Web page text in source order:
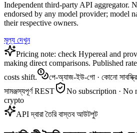
Independent third-party API aggregator.
endorsed by any model provider; model
their respective owners.
মূল্য দেখুন
Pricing note: check Hypereal and
making direct comparisons. Published
costs shift.
পে-অ্যাজ-ইউ-গো · কোনো
সামঞ্জস্যপূর্ণ REST
No subscription · No
crypto
API দ্বারা তৈরি বাস্তব আউটপুট